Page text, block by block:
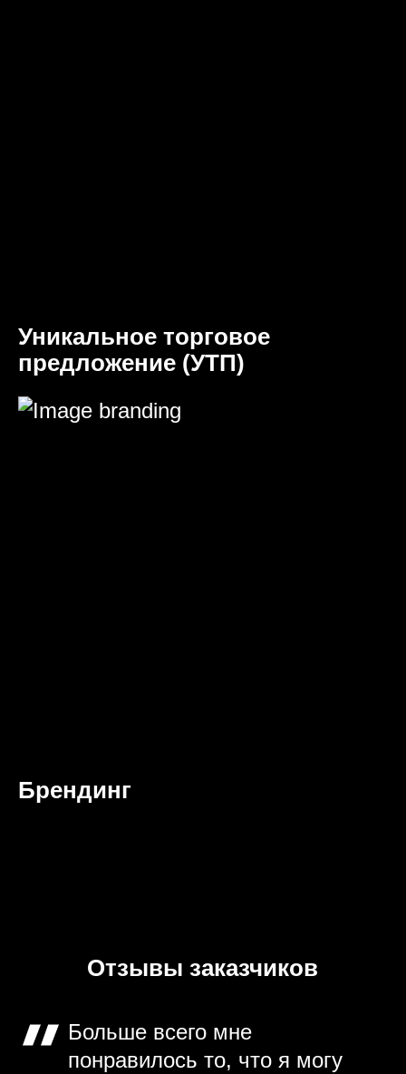
Уникальное торговое
предложение (УТП)
Брендинг
Отзывы заказчиков
Больше всего мне
понравилось то, что я могу